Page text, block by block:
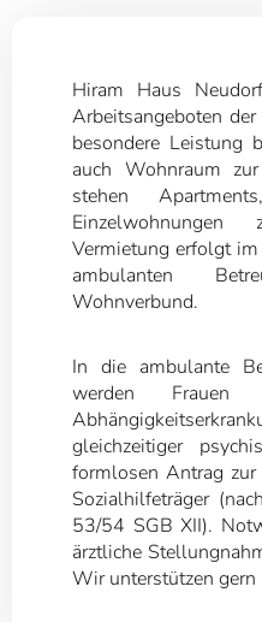
Hiram Haus
Arbeitsangeboten
besondere Leistung
auch Wohnraum
stehen
Vermietung erfolgt
ambulanten
Wohnverbund.
In die ambulante
werden
gleichzeitiger
formlosen Antrag zur
Sozialhilfeträger
53/54 SGB XII).
ärztliche
Wir unterstützen